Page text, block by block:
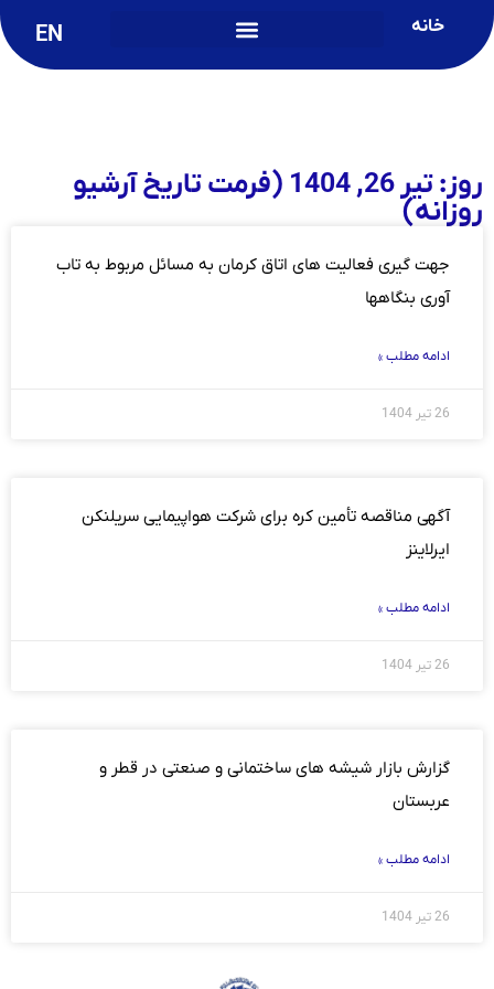
خانه EN
روز: تیر 26, 1404 (فرمت تاریخ آرشیو
روزانه)
جهت گیری فعالیت های اتاق کرمان به مسائل مربوط به تاب
آوری بنگاهها
ادامه مطلب »
26 تیر 1404
آگهی مناقصه تأمین کره برای شرکت هواپیمایی سریلنکن
ایرلاینز
ادامه مطلب »
26 تیر 1404
گزارش بازار شیشه های ساختمانی و صنعتی در قطر و
عربستان
ادامه مطلب »
26 تیر 1404